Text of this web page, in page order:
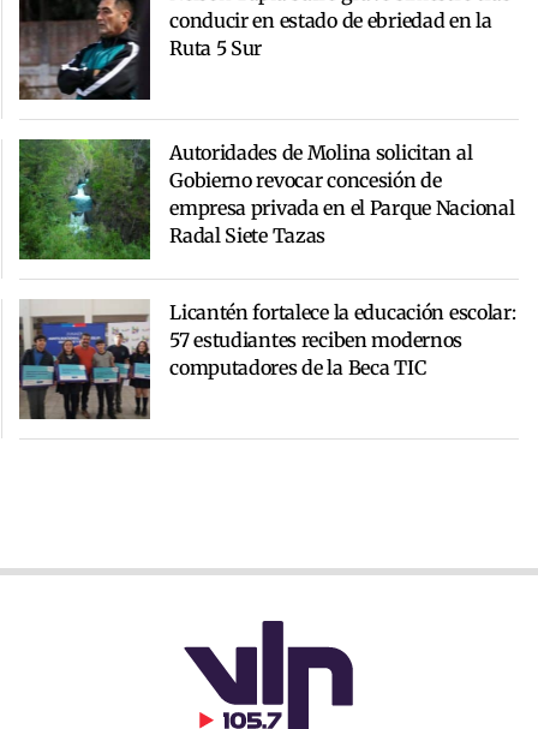
conducir en estado de ebriedad en la
Ruta 5 Sur
Autoridades de Molina solicitan al
Gobierno revocar concesión de
empresa privada en el Parque Nacional
Radal Siete Tazas
Licantén fortalece la educación escolar:
57 estudiantes reciben modernos
computadores de la Beca TIC